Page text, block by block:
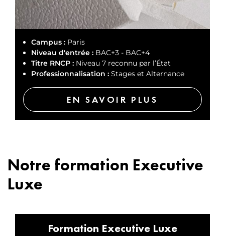
Campus : Paris
Niveau d'entrée : BAC+3 - BAC+4
Titre RNCP : Niveau 7 reconnu par l’État
Professionnalisation : Stages et Alternance
EN SAVOIR PLUS
Notre formation Executive
Luxe
Formation Executive Luxe